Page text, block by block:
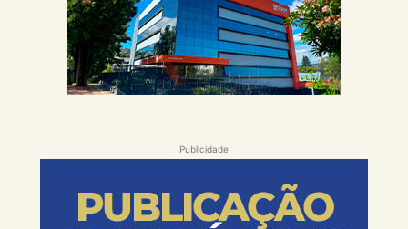
Publicidade